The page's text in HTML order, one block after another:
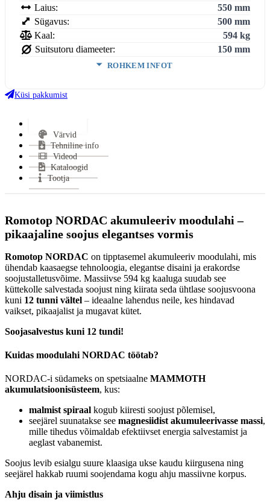
Laius:
550 mm
Sügavus:
500 mm
Kaal:
594 kg
Suitsutoru diameeter:
150 mm
ROHKEM INFOT
Ukse laius:
Kasutegur:
Keskmine puidu tarbimine:
Miinimum tõmme:
Suitsutoru ühendus:
Suitsutoru ühenduse kõrgus:
Uks avaneb:
Vastab
normidele:
EN 13 240, 15a B–VG, Din +, BimschV
2
Garantii:
Energiaklass:
VÄHEM INFOT
Küsi pakkumist
Värvid
Tehniline info
Videod
Kataloogid
Tootja
Romotop NORDAC akumuleeriv moodulahi –
pikaajaline soojus elegantses vormis
Romotop NORDAC on tipptasemel akumuleeriv moodulahi, mis
ühendab kaasaegse tehnoloogia, elegantse disaini ja erakordse
soojustalletusvõime. Massiivse 594 kg kaaluga suudab see
küttekolle salvestada soojust ning kiirata seda ühtlase soojusvoona
kuni 12 tunni vältel – ideaalne lahendus neile, kes hindavad
vaikset, pikaajalist ja mugavat kütet.
Soojasalvestus kuni 12 tundi!
Kuidas moodulahi NORDAC töötab?
NORDAC-i südameks on spetsiaalne MAMMOTH
akumulatsioonisüsteem, kus:
malmist spiraal kogub kiiresti soojust põlemisel,
seejärel suunatakse see magnesiidist akumuleerivasse massi,
mille tihedus võimaldab efektiivset energia salvestamist ja
aeglast vabanemist.
Soojus levib esialgu suure klaasiga ukse kaudu kiirgusena ning
seejärel hakkab ruumi soojendama kogu ahju massiivne korpus.
Ahju disain ja viimistlus